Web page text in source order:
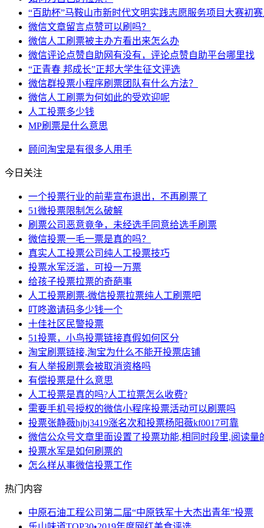
“百助杯”马鞍山市新时代文明实践志愿服务项目大赛初
微信文章留言点赞可以刷吗？
微信人工刷票被主办方看出来怎么办
微信评论点赞自助网有没有，评论点赞自助平台哪里找
“正青春 邦成长”正邦大学生征文评选
微信群投票小程序刷票团队有什么方法？
微信人工刷票为何如此的受欢迎呢
人工投票多少钱
MP刷票是什么意思
顾问淘宝是有很多人用手
今日关注
一个投票行业的前辈宣布退出，不再刷票了
51微投票限制怎么破解
刷票公司恶意竟争，未经选手同意给选手刷票
微信投票一毛一票是真的吗？
真实人工投票公司纯人工投票技巧
投票水军泛滥，可投一万票
给孩子投票拉票的奇葩事
人工投票刷票-微信投票拉票纯人工刷票吧
叮咚邀请码多少钱一个
十佳社区民警投票
51投票，小鸟投票链接真假如何区分
淘宝刷票链接,淘宝为什么不能开投票店铺
有人举报刷票会被取消资格吗
有偿投票是什么意思
人工投票是真的吗?人工拉票怎么收费?
需要手机号授权的微信小程序投票活动可以刷票吗
投票张静薇hjbj3419涨名次和投票杨阳薇kf0017可靠
微信公众号文章里面设置了投票功能,相同时段里,阅读量
投票水军是如何刷票的
怎么样从事微信投票工作
热门内容
中原石油工程公司第二届“中原铁军十大杰出青年”投票